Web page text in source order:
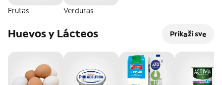
Frutas Verduras
Huevos y Lácteos Prikaži sve